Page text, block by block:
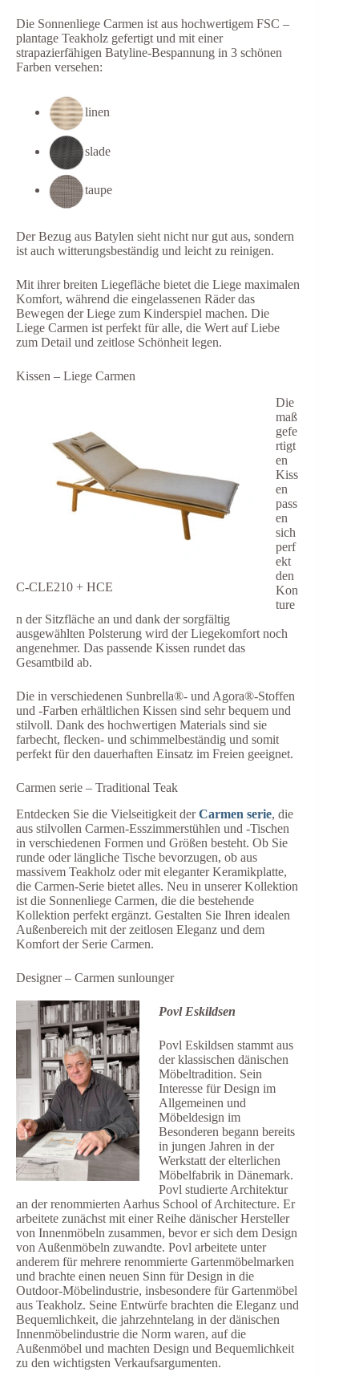
Die Sonnenliege Carmen ist aus hochwertigem FSC –
plantage Teakholz gefertigt und mit einer
strapazierfähigen Batyline-Bespannung in 3 schönen
Farben versehen:
linen
slade
taupe
Der Bezug aus Batylen sieht nicht nur gut aus, sondern
ist auch witterungsbeständig und leicht zu reinigen.
Mit ihrer breiten Liegefläche bietet die Liege maximalen
Komfort, während die eingelassenen Räder das
Bewegen der Liege zum Kinderspiel machen. Die
Liege Carmen ist perfekt für alle, die Wert auf Liebe
zum Detail und zeitlose Schönheit legen.
Kissen – Liege Carmen
C-CLE210 + HCE
Die
maß
gefe
rtigt
en
Kiss
en
pass
en
sich
perf
ekt
den
Kon
ture
n der Sitzfläche an und dank der sorgfältig
ausgewählten Polsterung wird der Liegekomfort noch
angenehmer. Das passende Kissen rundet das
Gesamtbild ab.
Die in verschiedenen Sunbrella®- und Agora®-Stoffen
und -Farben erhältlichen Kissen sind sehr bequem und
stilvoll. Dank des hochwertigen Materials sind sie
farbecht, flecken- und schimmelbeständig und somit
perfekt für den dauerhaften Einsatz im Freien geeignet.
Carmen serie – Traditional Teak
Entdecken Sie die Vielseitigkeit derCarmen serie, die
aus stilvollen Carmen-Esszimmerstühlen und -Tischen
in verschiedenen Formen und Größen besteht. Ob Sie
runde oder längliche Tische bevorzugen, ob aus
massivem Teakholz oder mit eleganter Keramikplatte,
die Carmen-Serie bietet alles. Neu in unserer Kollektion
ist die Sonnenliege Carmen, die die bestehende
Kollektion perfekt ergänzt. Gestalten Sie Ihren idealen
Außenbereich mit der zeitlosen Eleganz und dem
Komfort der Serie Carmen.
Designer – Carmen sunlounger
Povl Eskildsen
Povl Eskildsen stammt aus
der klassischen dänischen
Möbeltradition. Sein
Interesse für Design im
Allgemeinen und
Möbeldesign im
Besonderen begann bereits
in jungen Jahren in der
Werkstatt der elterlichen
Möbelfabrik in Dänemark.
Povl studierte Architektur
an der renommierten Aarhus School of Architecture. Er
arbeitete zunächst mit einer Reihe dänischer Hersteller
von Innenmöbeln zusammen, bevor er sich dem Design
von Außenmöbeln zuwandte. Povl arbeitete unter
anderem für mehrere renommierte Gartenmöbelmarken
und brachte einen neuen Sinn für Design in die
Outdoor-Möbelindustrie, insbesondere für Gartenmöbel
aus Teakholz. Seine Entwürfe brachten die Eleganz und
Bequemlichkeit, die jahrzehntelang in der dänischen
Innenmöbelindustrie die Norm waren, auf die
Außenmöbel und machten Design und Bequemlichkeit
zu den wichtigsten Verkaufsargumenten.